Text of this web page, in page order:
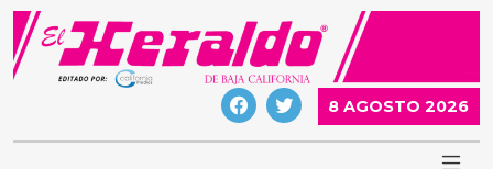
Skip
content
8 AGOSTO 2026